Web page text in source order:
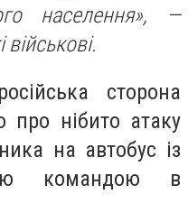
населення», —
сторона
про нібито атаку
на автобус із
командою в